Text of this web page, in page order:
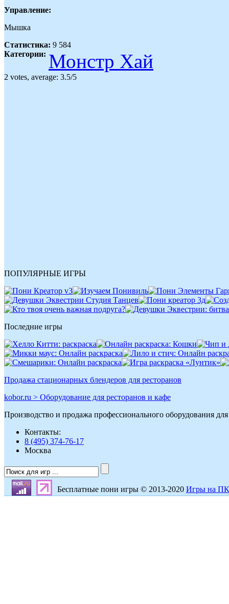
Управление:
Мышка
Статистика: 9 584
Категории: Монстр Хай
2 votes, average: 3.5/5
ПОПУЛЯРНЫЕ ИГРЫ
Последние игры
Продажа стационарных блендеров для ресторанов
kobor.ru > Оборудование для ресторанов и кафе
Производство и продажа профессионального оборудования для
Контакты:
8 (495) 374-76-17
Москва
Бесплатные пони игры © 2013-2020 Игры на ПК